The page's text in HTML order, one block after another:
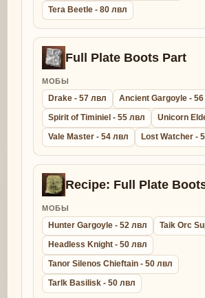
Tera Beetle - 80 лвл
Full Plate Boots Part
МОБЫ
Drake - 57 лвл
Ancient Gargoyle -
Spirit of Timiniel - 55 лвл
Unicorn
Vale Master - 54 лвл
Lost Watcher -
Recipe: Full Plate
МОБЫ
Hunter Gargoyle - 52 лвл
Taik Orc
Headless Knight - 50 лвл
Tanor Silenos Chieftain - 50 лвл
Tarlk Basilisk - 50 лвл